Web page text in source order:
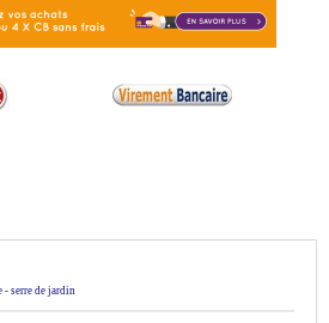
- serre de jardin